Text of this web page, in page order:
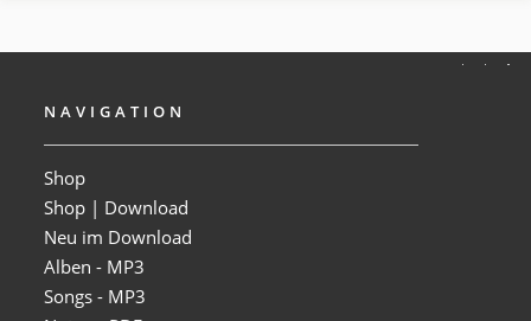
NAVIGATION
Shop
Shop | Download
Neu im Download
Alben - MP3
Songs - MP3